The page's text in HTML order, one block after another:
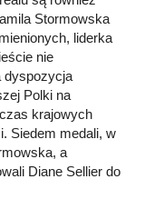
Stormowska
liderka
nie
dyspozycja
Polki na
krajowych
Siedem medali, w
a
Diane Sellier do